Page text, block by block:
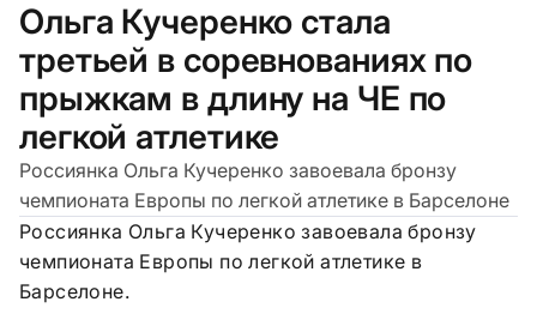
Ольга Кучеренко стала
третьей в соревнованиях по
прыжкам в длину на ЧЕ по
легкой атлетике
Россиянка Ольга Кучеренко завоевала бронзу
чемпионата Европы по легкой атлетике в Барселоне
Россиянка Ольга Кучеренко завоевала бронзу
чемпионата Европы по легкой атлетике в
Барселоне.